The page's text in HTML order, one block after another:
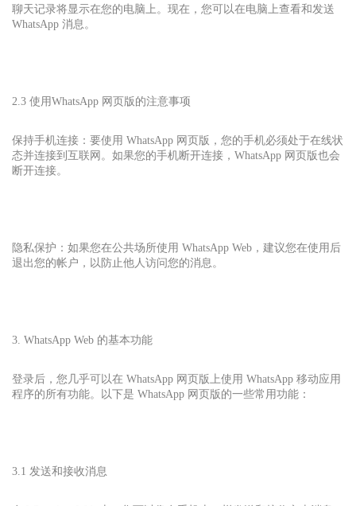
聊天记录将显示在您的电脑上。现在，您可以在电脑上查看和发送
WhatsApp 消息。
2.3 使用WhatsApp 网页版的注意事项
保持手机连接：要使用 WhatsApp 网页版，您的手机必须处于在线状
态并连接到互联网。如果您的手机断开连接，WhatsApp 网页版也会
断开连接。
隐私保护：如果您在公共场所使用 WhatsApp Web，建议您在使用后
退出您的帐户，以防止他人访问您的消息。
3. WhatsApp Web 的基本功能
登录后，您几乎可以在 WhatsApp 网页版上使用 WhatsApp 移动应用
程序的所有功能。以下是 WhatsApp 网页版的一些常用功能：
3.1 发送和接收消息